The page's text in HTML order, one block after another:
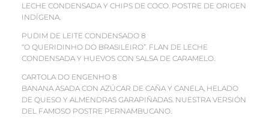
LECHE CONDENSADA Y CHIPS DE COCO. POSTRE DE ORIGEN
INDÍGENA.
PUDIM DE LEITE CONDENSADO 8
“O QUERIDINHO DO BRASILEIRO”. FLAN DE LECHE
CONDENSADA Y HUEVOS CON SALSA DE CARAMELO.
CARTOLA DO ENGENHO 8
BANANA ASADA CON AZÚCAR DE CAÑA Y CANELA, HELADO
DE QUESO Y ALMENDRAS GARAPIÑADAS. NUESTRA VERSIÓN
DEL FAMOSO POSTRE PERNAMBUCANO.